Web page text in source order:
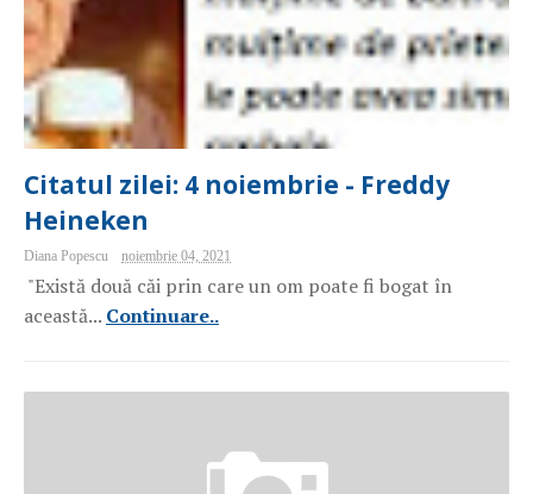
Citatul zilei: 4 noiembrie - Freddy
Heineken
Diana Popescu noiembrie 04, 2021
"Există două căi prin care un om poate fi bogat în
această... Continuare..